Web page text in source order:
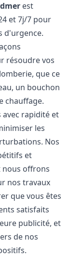
est
et 7j/7 pour
d'urgence.
résoudre vos
que ce
un bouchon
chauffage.
rapidité et
les
Nos
et
offrons
nos travaux
que vous êtes
satisfaits
publicité, et
de nos